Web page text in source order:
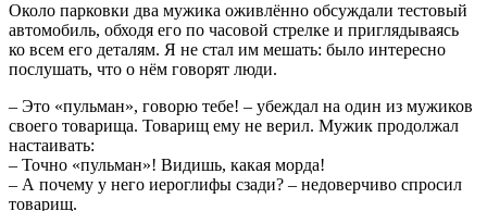
Около парковки два мужика оживлённо обсуждали тестовый
автомобиль, обходя его по часовой стрелке и приглядываясь
ко всем его деталям. Я не стал им мешать: было интересно
послушать, что о нём говорят люди.
– Это «пульман», говорю тебе! – убеждал на один из мужиков
своего товарища. Товарищ ему не верил. Мужик продолжал
настаивать:
– Точно «пульман»! Видишь, какая морда!
– А почему у него иероглифы сзади? – недоверчиво спросил
товарищ.